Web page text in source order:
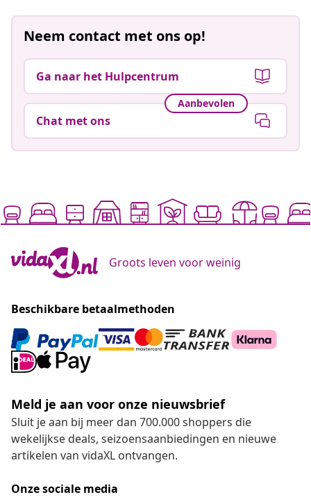
Neem contact met ons op!
Ga naar het Hulpcentrum
Aanbevolen
Chat met ons
Groots leven voor weinig
Beschikbare betaalmethoden
Meld je aan voor onze nieuwsbrief
Sluit je aan bij meer dan 700.000 shoppers die
wekelijkse deals, seizoensaanbiedingen en nieuwe
artikelen van vidaXL ontvangen.
Onze sociale media